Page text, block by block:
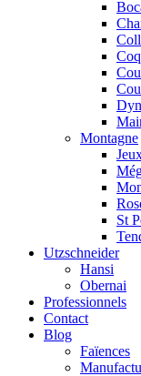
Montagne
St
Utzschneider
Hansi
Obernai
Professionnels
Contact
Blog
Faïences